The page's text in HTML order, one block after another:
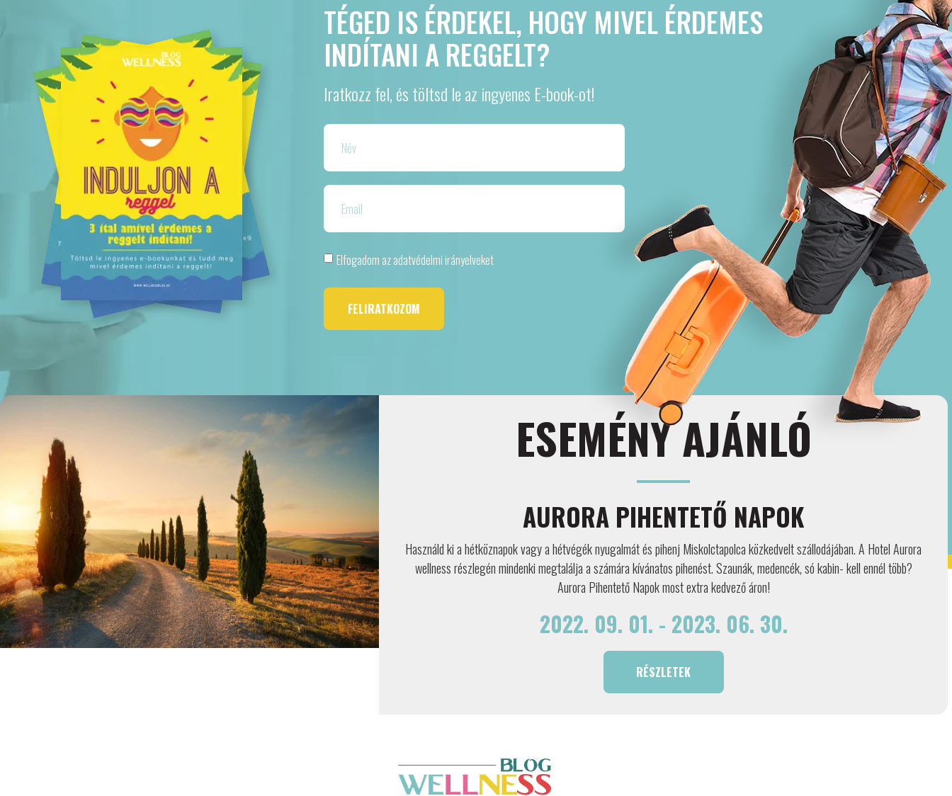
TÉGED IS ÉRDEKEL, HOGY MIVEL ÉRDEMES
INDÍTANI A REGGELT?
Iratkozz fel, és töltsd le az ingyenes E-book-ot!
Elfogadom az adatvédelmi irányelveket
FELIRATKOZOM
ESEMÉNY AJÁNLÓ
AURORA PIHENTETŐ NAPOK
Használd ki a hétköznapok vagy a hétvégék nyugalmát és pihenj Miskolctapolca közkedvelt szállodájában. A Hotel Aurora
wellness részlegén mindenki megtalálja a számára kívánatos pihenést. Szaunák, medencék, só kabin- kell ennél több?
Aurora Pihentető Napok most extra kedvező áron!
2022. 09. 01. - 2023. 06. 30.
RÉSZLETEK